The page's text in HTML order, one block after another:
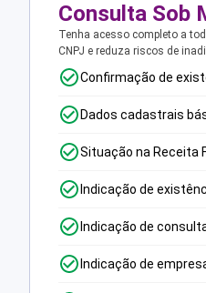
Consulta Sob
Tenha acesso completo a
CNPJ e reduza riscos de
Confirmação de
Dados cadastrais
Situação na Receita
Indicação de
Indicação de
Indicação de